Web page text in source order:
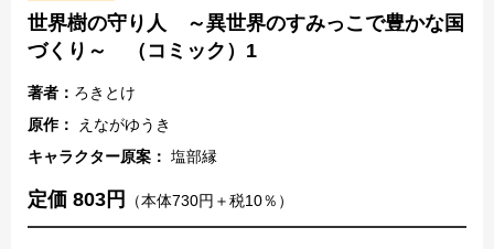
世界樹の守り人 ～異世界のすみっこで豊かな国
づくり～ （コミック）1
著者： ろきとけ
原作：
えながゆうき
キャラクター原案： 塩部縁
定価 803円 （本体730円＋税10％）